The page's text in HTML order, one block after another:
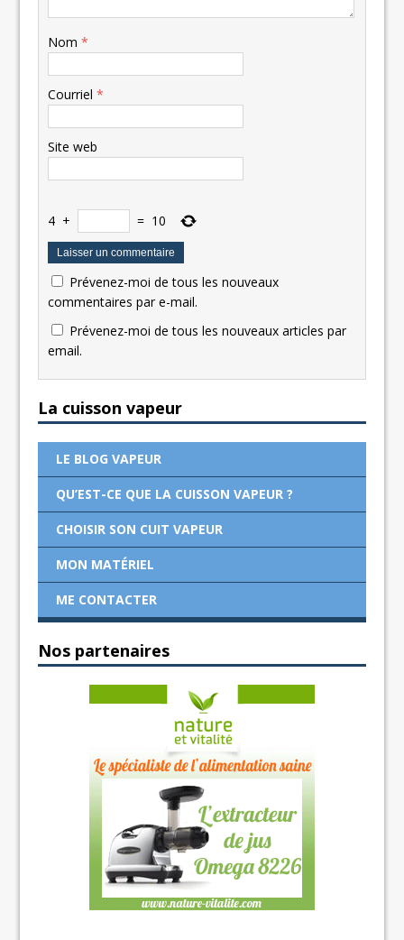
Nom*
Courriel*
Site web
4 + = 10
Prévenez-moi de tous les nouveaux
commentaires par e-mail.
Prévenez-moi de tous les nouveaux articles par
email.
La cuisson vapeur
LE BLOG VAPEUR
QU’EST-CE QUE LA CUISSON VAPEUR ?
CHOISIR SON CUIT VAPEUR
MON MATÉRIEL
ME CONTACTER
Nos partenaires